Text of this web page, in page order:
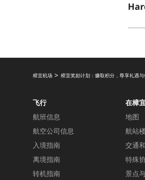
樟宜机场 樟宜奖励计划：赚取积分，尊享礼遇
飞行
航班信息
航空公司信息
入境指南
离境指南
转机指南
在樟
地图
航站
交通
特殊
景点